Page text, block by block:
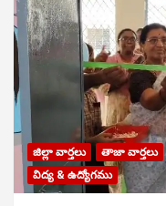
జిల్లా వార్తలు తాజా వార్తలు
విద్య & ఉద్యోగము